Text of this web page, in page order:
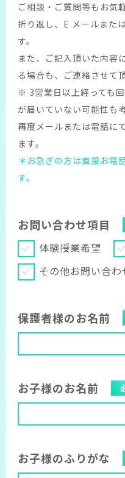
ご相談・ご質問等もお気
折り返し、E メールまた
す。
また、ご記入頂いた内容
る場合も、ご連絡させて
※ 3営業日以上経っても
が届いていない可能性も
再度メールまたは電話に
ます。
＊お急ぎの方は直接お電
す。
お問い合わせ項目
体験授業希望
その他お問い合わ
保護者様のお名前
お子様のお名前
お子様のふりがな